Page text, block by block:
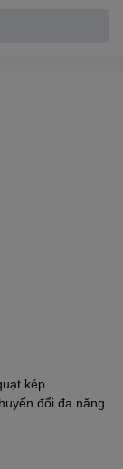
rã đông .
lượng
rã đông.
kích thước lớn
ở môi trường
mạnh
mùi
gây
kép
đổi đa năng